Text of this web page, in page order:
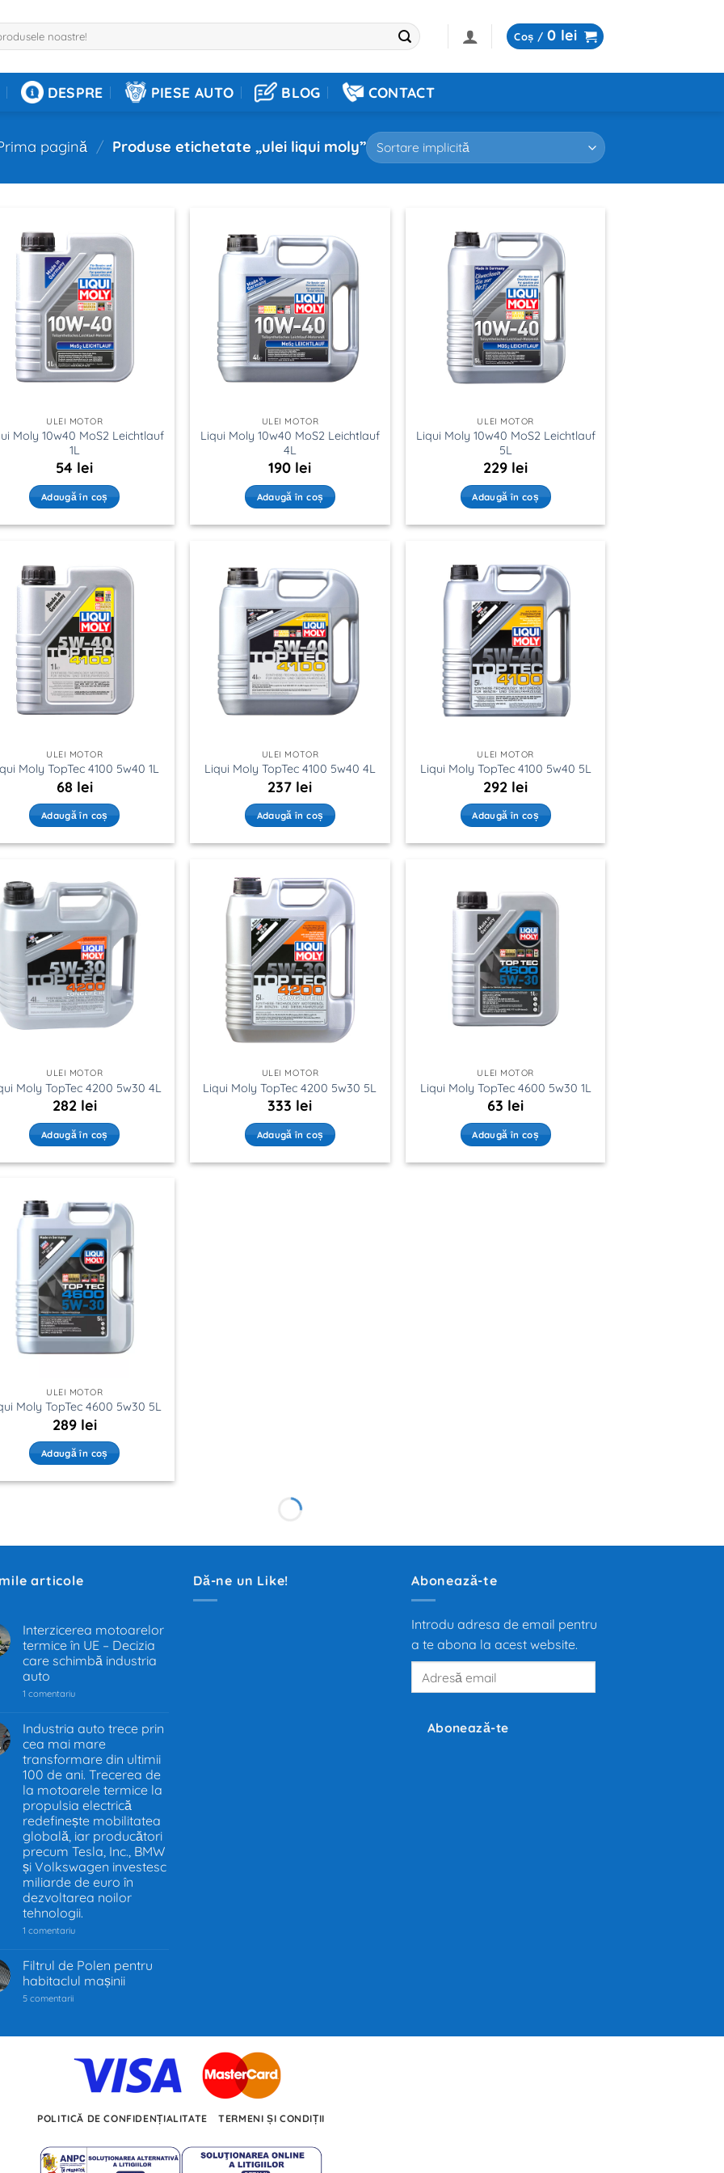
Coș / 0 lei
DESPRE PIESE AUTO BLOG CONTACT
pagină / Produse etichetate „ulei liqui moly”
ULEI MOTOR
Moly 10w40 MoS2 Leichtlauf
1L
54 lei
Adaugă în coș
ULEI MOTOR
Liqui Moly 10w40 MoS2 Leichtlauf
4L
190 lei
Adaugă în coș
ULEI MOTOR
Liqui Moly 10w40 MoS2 Leichtlauf
5L
229 lei
Adaugă în coș
ULEI MOTOR
Moly TopTec 4100 5w40 1L
68 lei
Adaugă în coș
ULEI MOTOR
Liqui Moly TopTec 4100 5w40 4L
237 lei
Adaugă în coș
ULEI MOTOR
Liqui Moly TopTec 4100 5w40 5L
292 lei
Adaugă în coș
ULEI MOTOR
Moly TopTec 4200 5w30 4L
282 lei
Adaugă în coș
ULEI MOTOR
Liqui Moly TopTec 4200 5w30 5L
333 lei
Adaugă în coș
ULEI MOTOR
Liqui Moly TopTec 4600 5w30 1L
63 lei
Adaugă în coș
ULEI MOTOR
Moly TopTec 4600 5w30 5L
289 lei
Adaugă în coș
articole
Interzicerea motoarelor
termice în UE – Decizia
care schimbă industria
auto
1 comentariula
termice
în
UE
–
Decizia
care
schimbă
industria
auto
Industria auto trece prin
cea mai mare
transformare din ultimii
100 de ani. Trecerea de
la motoarele termice la
propulsia electrică
redefinește mobilitatea
globală, iar producători
precum Tesla, Inc., BMW
și Volkswagen investesc
miliarde de euro în
dezvoltarea noilor
tehnologii.
1 comentariula
trece
prin
cea
ultimii
de
ani.
Trecerea
termice
electrică
redefinește
Filtrul de Polen pentru
habitaclul mașinii
5 comentariila
pentru
mașinii
Dă-ne un Like! Abonează-te
Introdu adresa de email pentru
a te abona la acest website.
Adresă
Abonează-te
POLITICĂ DE CONFIDENȚIALITATE TERMENI ȘI CONDIȚII